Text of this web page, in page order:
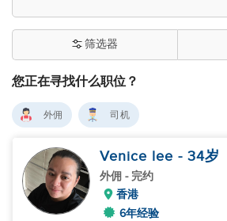
您正在寻找什么职位？
筛选器
外佣 司机
Venice lee - 34岁
外佣 - 完约
香港
6年经验